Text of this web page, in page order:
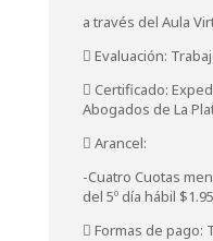
a través del Aula
 Evaluación:
 Certificado:
Abogados de La
 Arancel:
-Cuatro Cuotas
del 5º día hábil
 Formas de pago: